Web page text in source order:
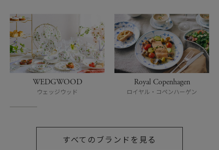
WEDGWOOD
ウェッジウッド
Royal Copenhagen
ロイヤル・コペンハーゲン
すべてのブランドを見る